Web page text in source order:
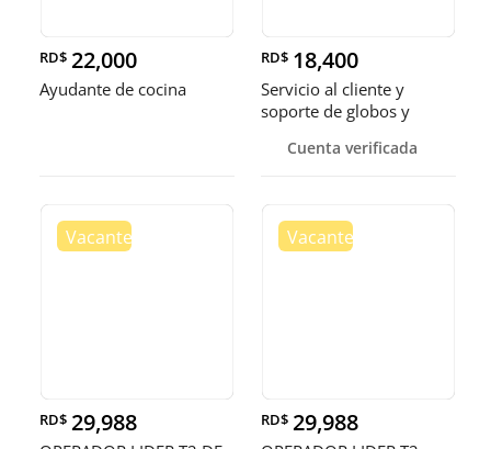
RD$ 22,000
Ayudante de cocina
RD$ 18,400
Servicio al cliente y
soporte de globos y
Cuenta verificada
RD$ 29,988 RD$ 29,988